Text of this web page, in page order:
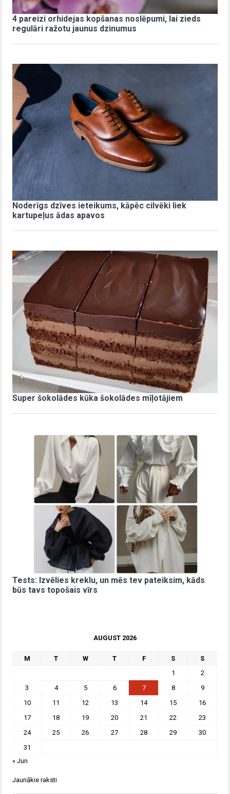
4 pareizi orhidejas kopšanas noslēpumi, lai zieds
regulāri ražotu jaunus dzinumus
Noderīgs dzīves ieteikums, kāpēc cilvēki liek
kartupeļus ādas apavos
Super šokolādes kūka šokolādes mīļotājiem
Tests: Izvēlies kreklu, un mēs tev pateiksim, kāds
būs tavs topošais vīrs
AUGUST 2026
M T W T F S
S
1
2
3
4 5 6 7 8
9
10
11 12 13 14 15
16
17
18 19 20 21 22
23
24
25 26 27 28 29
30
31
« Jun
Jaunākie raksti